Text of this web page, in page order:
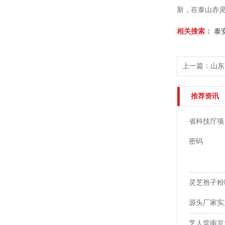
新，在泰山赤
相关搜索： 泰
上一篇：山
推荐资讯
省科技厅
密码
灵芝孢子
源头厂家实
芝人堂南